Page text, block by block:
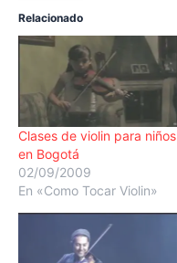
Relacionado
Clases de violin para niños
en Bogotá
02/09/2009
En «Como Tocar Violin»